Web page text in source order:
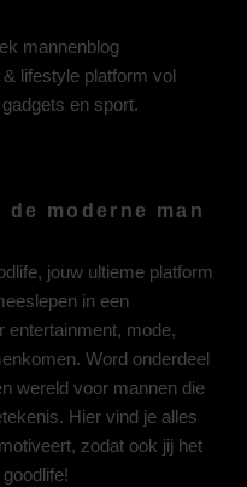
mannenblog
lifestyle platform vol
en sport.
moderne man
jouw ultieme platform
in een
entertainment, mode,
Word onderdeel
wereld voor mannen die
Hier vind je alles
zodat ook jij het